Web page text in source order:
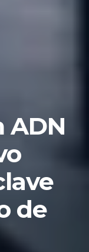
ADN
de